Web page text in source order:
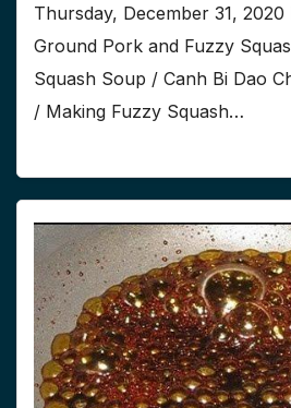
Thursday, December 31,
Ground Pork and Fuzzy
Squash Soup / Canh Bi Dao
/ Making Fuzzy Squash…